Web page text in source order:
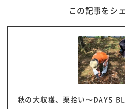
この記事をシ
秋の大収穫、栗拾い～DAYS